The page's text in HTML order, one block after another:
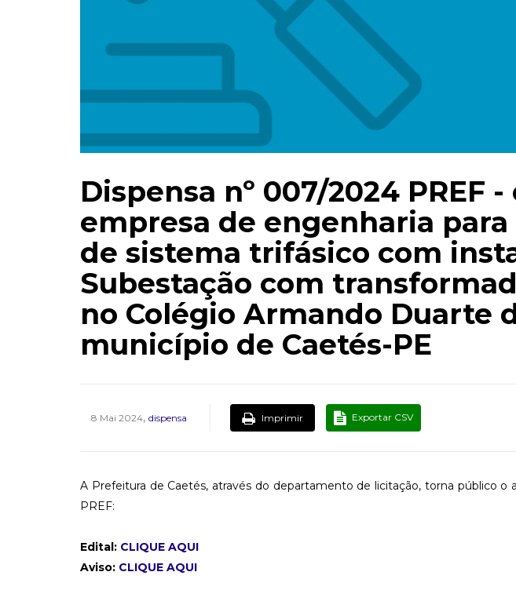
Dispensa nº 007/2024 PREF
empresa de engenharia
de sistema trifásico com
Subestação com
no Colégio Armando Duarte
município de Caetés-PE
8 Mai 2024, dispensa Imprimir Exportar CSV
A Prefeitura de Caetés, através do departamento de licitação, torna público o
PREF:
Edital: CLIQUE AQUI
Aviso: CLIQUE AQUI